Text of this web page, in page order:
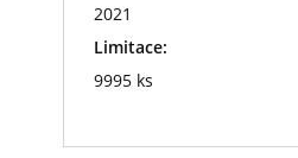
2021
Limitace:
9995 ks